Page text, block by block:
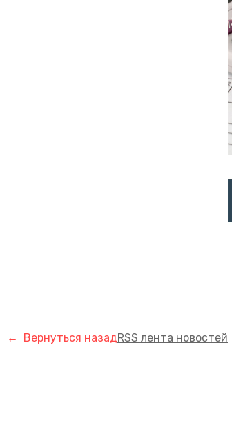
← Вернуться назадRSS лента новостей